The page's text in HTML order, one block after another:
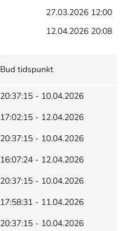
27.03.2026 12:00
12.04.2026 20:08
Bud tidspunkt
20:37:15 - 10.04.2026
17:02:15 - 12.04.2026
20:37:15 - 10.04.2026
16:07:24 - 12.04.2026
20:37:15 - 10.04.2026
17:58:31 - 11.04.2026
20:37:15 - 10.04.2026